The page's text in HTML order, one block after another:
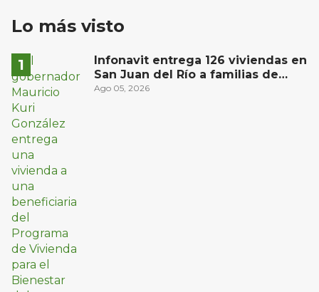
Lo más visto
Infonavit entrega 126 viviendas en
San Juan del Río a familias de
bajos ingresos
Ago 05, 2026